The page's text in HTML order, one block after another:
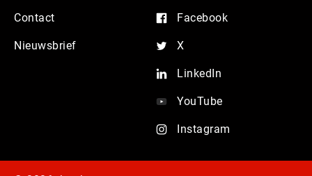
Contact
Nieuwsbrief
Facebook
X
LinkedIn
YouTube
Instagram